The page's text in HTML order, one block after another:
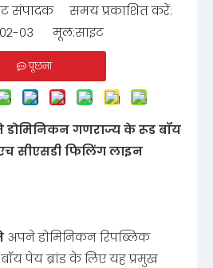
संपादक समय प्रकाशित करें:
०२-०३ मूल:साइट
पूछना
गणराज्य के रूड बॉय
सीएसडी फिलिंग लाइन
अपने डोमिनिकन रिपब्लिक
पेय ब्रांड के लिए यह प्रमुख